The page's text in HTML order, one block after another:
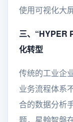
使用可视化大
三、“HYPER
化转型
传统的工业企
业务流程体系
合的数据分析